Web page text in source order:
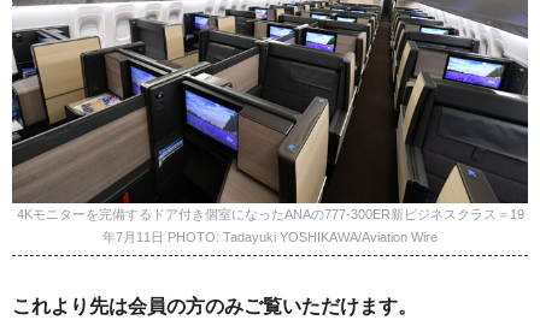
4Kモニターを完備するドア付き個室になったANAの777-300ER新ビジネスクラス＝19
年7月11日 PHOTO: Tadayuki YOSHIKAWA/Aviation Wire
これより先は会員の方のみご覧いただけます。